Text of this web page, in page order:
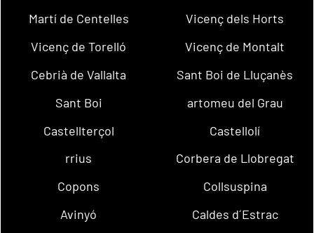
Martí de Centelles
Vicenç dels Horts
Vicenç de Torelló
Vicenç de Montalt
Cebrià de Vallalta
Sant Boi de Lluçanès
Sant Boi
artomeu del Grau
Castellterçol
Castellolí
rrius
Corbera de Llobregat
Copons
Collsuspina
Avinyó
Caldes d´Estrac